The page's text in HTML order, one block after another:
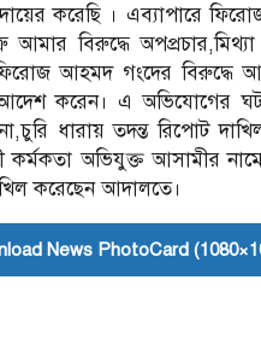
ক‌রে‌ছি । এব‌্যাপা‌রে
আমার বিরু‌দ্ধে
আহমদ গং‌দের বিরু‌দ্ধে
ক‌রেন। এ অ‌ভি‌যো‌গের
ধারায় তদন্ত রি‌পোট
অ‌ভিযুক্ত‌ আসামীর না‌মে
ক‌রেছেন আদাল‌তে।
News PhotoCard